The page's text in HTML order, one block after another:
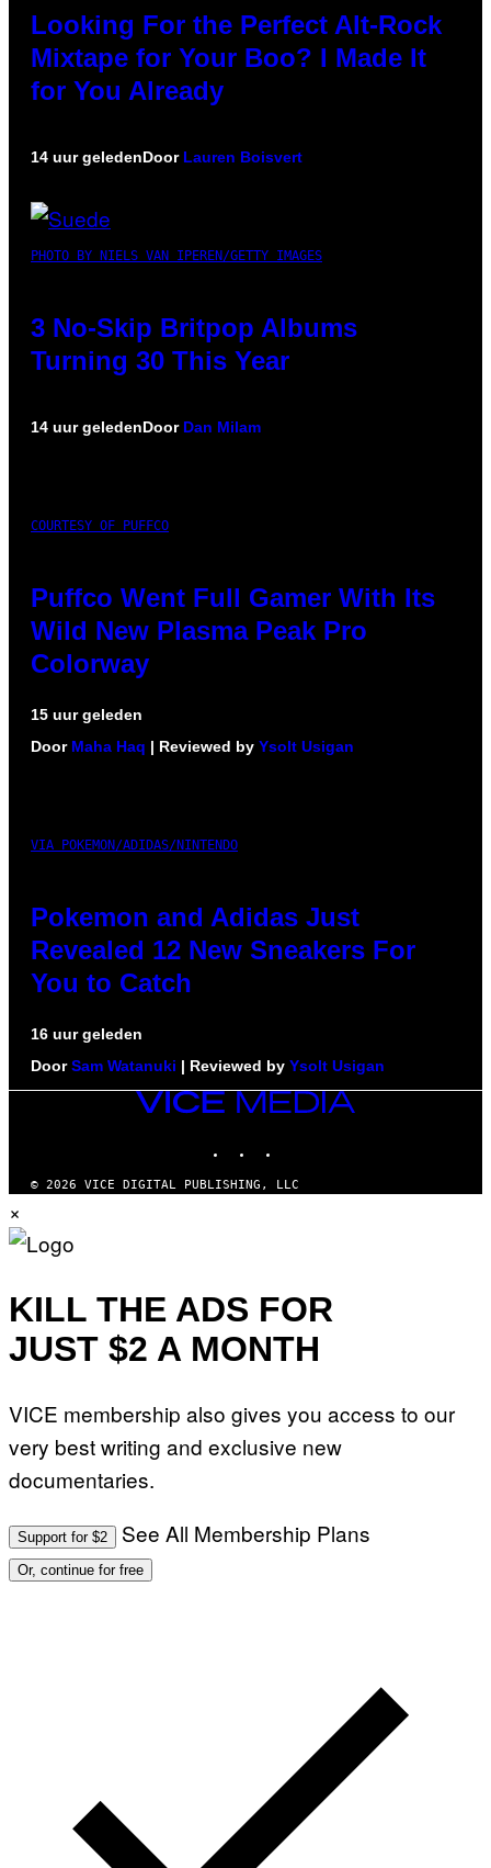
Looking For the Perfect Alt-Rock
Mixtape for Your Boo? I Made It
for You Already
14 uur geledenDoor Lauren Boisvert
PHOTO BY NIELS VAN IPEREN/GETTY IMAGES
3 No-Skip Britpop Albums
Turning 30 This Year
14 uur geledenDoor Dan Milam
COURTESY OF PUFFCO
Puffco Went Full Gamer With Its
Wild New Plasma Peak Pro
Colorway
15 uur geleden
Door Maha Haq | Reviewed by Ysolt Usigan
VIA POKEMON/ADIDAS/NINTENDO
Pokemon and Adidas Just
Revealed 12 New Sneakers For
You to Catch
16 uur geleden
DoorSam Watanuki | Reviewed by Ysolt Usigan
VICE
MEDIA
© 2026 VICE DIGITAL PUBLISHING, LLC
×
KILL THE ADS FOR
JUST $2 A MONTH
VICE membership also gives you access to our
very best writing and exclusive new
documentaries.
Support for $2 See All Membership Plans
Or, continue for free